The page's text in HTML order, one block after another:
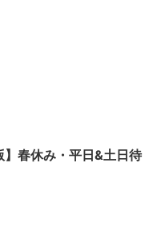
春休み・平日&土日待